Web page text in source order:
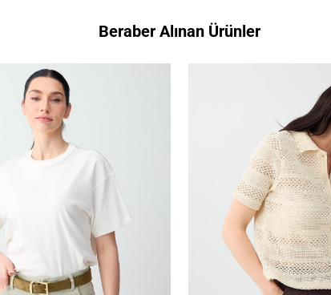
Beraber Alınan Ürünler